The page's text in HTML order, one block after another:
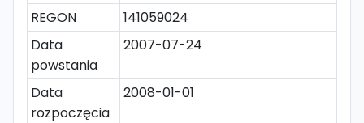
REGON
141059024
Data
powstania
2007-07-24
Data
rozpoczęcia
2008-01-01